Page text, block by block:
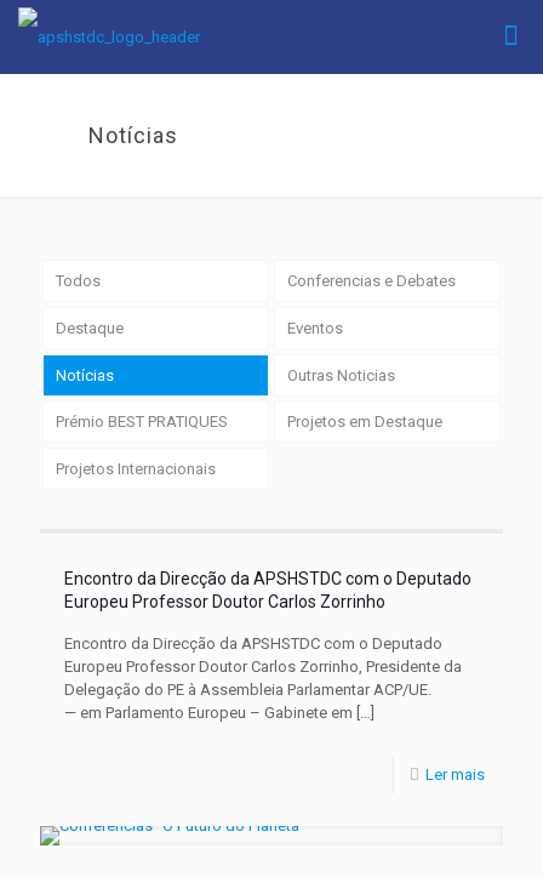
Notícias
Todos Conferencias e Debates
Destaque Eventos
Notícias Outras Noticias
Prémio BEST PRATIQUES Projetos em Destaque
Projetos Internacionais
Encontro da Direcção da APSHSTDC com o Deputado
Europeu Professor Doutor Carlos Zorrinho
Encontro da Direcção da APSHSTDC com o Deputado
Europeu Professor Doutor Carlos Zorrinho, Presidente da
Delegação do PE à Assembleia Parlamentar ACP/UE.
— em Parlamento Europeu – Gabinete em […]
Ler mais